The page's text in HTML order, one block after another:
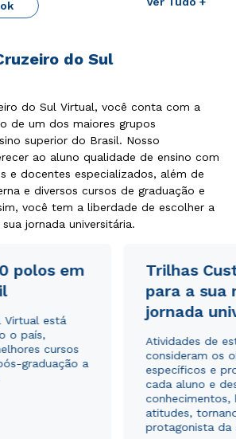
do Sul
do Sul Virtual, você conta com a
de um dos maiores grupos
superior do Brasil. Nosso
ao aluno qualidade de ensino com
e docentes especializados, além de
e diversos cursos de graduação e
você tem a liberdade de escolher a
jornada universitária.
polos em
Virtual está
o país,
cursos
graduação a
Trilhas
para a sua
jornada
Atividades de
consideram os
específicos e
cada aluno e
conhecimentos,
atitudes,
protagonista da
com aPolítica de Privacidade.e
dados sejam utilizados para o
da Cruzeiro do Sul.